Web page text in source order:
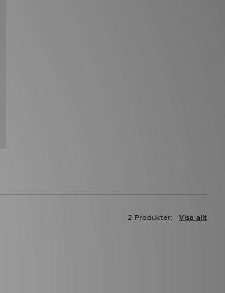
Visa allt
2 Produkter: